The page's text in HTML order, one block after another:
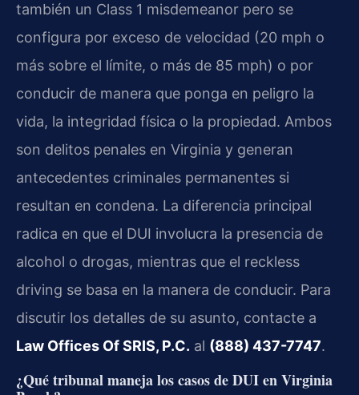
también un Class 1 misdemeanor pero se
configura por exceso de velocidad (20 mph o
más sobre el límite, o más de 85 mph) o por
conducir de manera que ponga en peligro la
vida, la integridad física o la propiedad. Ambos
son delitos penales en Virginia y generan
antecedentes criminales permanentes si
resultan en condena. La diferencia principal
radica en que el DUI involucra la presencia de
alcohol o drogas, mientras que el reckless
driving se basa en la manera de conducir. Para
discutir los detalles de su asunto, contacte a
Law Offices Of SRIS, P.C. al (888) 437-7747.
¿Qué tribunal maneja los casos de DUI en Virginia